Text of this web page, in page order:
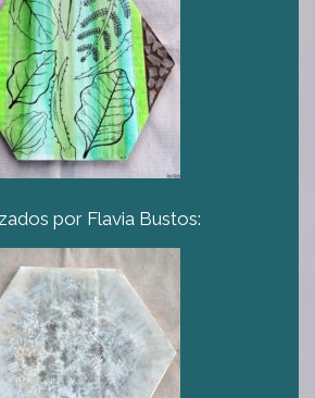
por Flavia Bustos: